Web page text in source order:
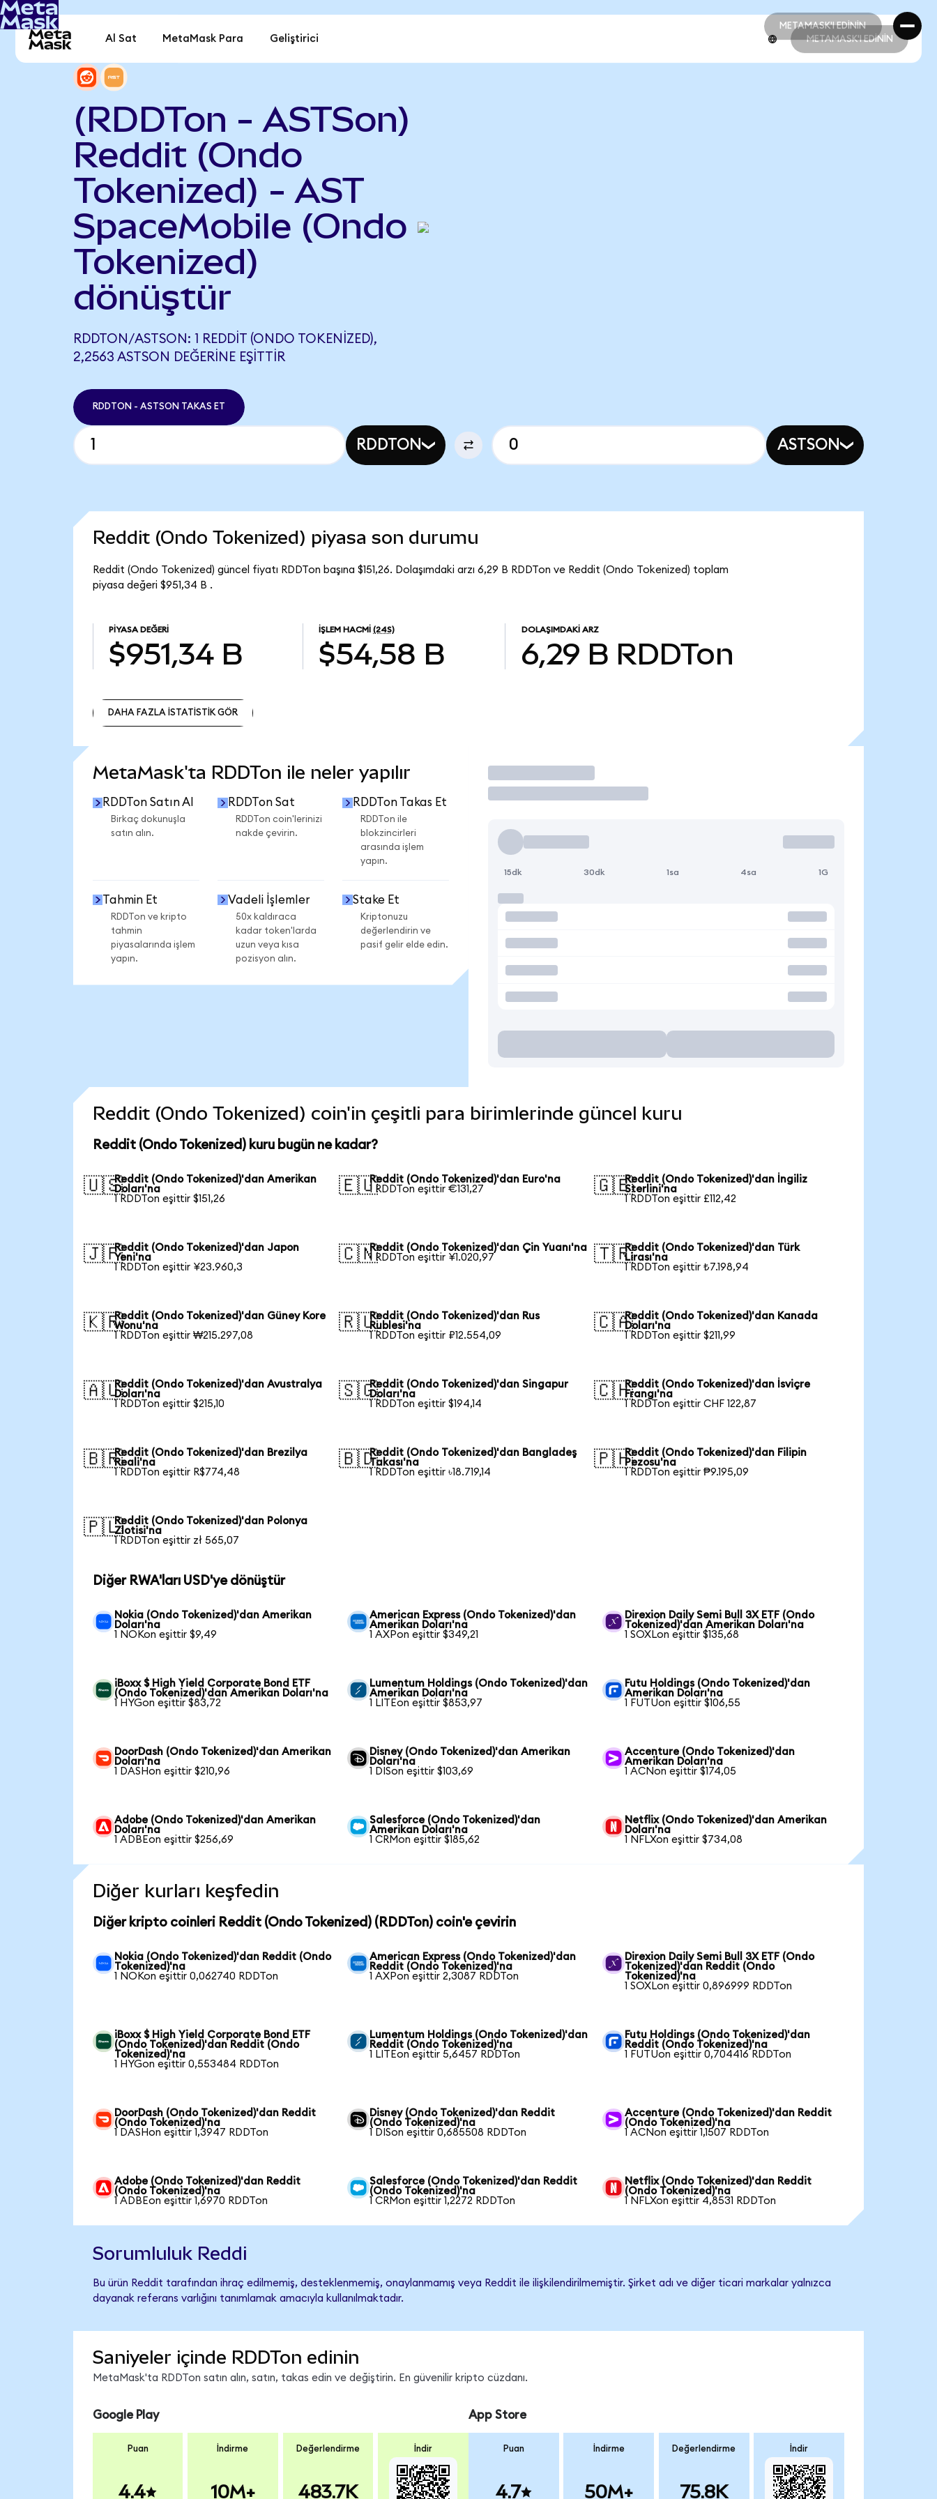
METAMASK'I EDİNİN
METAMASK'I EDİNİN
Al Sat MetaMask Para Geliştirici METAMASK'I EDİNİN
(RDDTon - ASTSon)
Reddit (Ondo
Tokenized) - AST
SpaceMobile (Ondo
Tokenized)
dönüştür
RDDTON/ASTSON: 1 REDDIT (ONDO TOKENIZED),
2,2563 ASTSON DEĞERINE EŞITTIR
RDDTON - ASTSON TAKAS ET
RDDTON ASTSON
Reddit (Ondo Tokenized) piyasa son durumu
Reddit (Ondo Tokenized) güncel fiyatı RDDTon başına $151,26. Dolaşımdaki arzı 6,29 B RDDTon ve Reddit (Ondo Tokenized) toplam
piyasa değeri $951,34 B .
PIYASA DEĞERI
$951,34 B
İŞLEM HACMI (24S)
$54,58 B
DOLAŞIMDAKI ARZ
6,29 B RDDTon
DAHA FAZLA İSTATİSTİK GÖR
MetaMask'ta RDDTon ile neler yapılır
RDDTon Satın Al
Birkaç dokunuşla
satın alın.
RDDTon Sat
RDDTon coin'lerinizi
nakde çevirin.
RDDTon Takas Et
RDDTon ile
blokzincirleri
arasında işlem
yapın.
Tahmin Et
RDDTon ve kripto
tahmin
piyasalarında işlem
yapın.
Vadeli İşlemler
50x kaldıraca
kadar token'larda
uzun veya kısa
pozisyon alın.
Stake Et
Kriptonuzu
değerlendirin ve
pasif gelir elde edin.
İşlem Yap
15dk 30dk 1sa 4sa 1G
Reddit (Ondo Tokenized) coin'in çeşitli para birimlerinde güncel kuru
Reddit (Ondo Tokenized) kuru bugün ne kadar?
🇺🇸Reddit (Ondo Tokenized)'dan Amerikan
Doları'na
1 RDDTon eşittir $151,26
🇪🇺Reddit (Ondo Tokenized)'dan Euro'na
1 RDDTon eşittir €131,27
🇬🇧Reddit (Ondo Tokenized)'dan İngiliz
Sterlini'na
1 RDDTon eşittir £112,42
🇯🇵Reddit (Ondo Tokenized)'dan Japon
Yeni'na
1 RDDTon eşittir ¥23.960,3
🇨🇳Reddit (Ondo Tokenized)'dan Çin Yuanı'na
1 RDDTon eşittir ¥1.020,97
🇹🇷Reddit (Ondo Tokenized)'dan Türk
Lirası'na
1 RDDTon eşittir ₺7.198,94
🇰🇷Reddit (Ondo Tokenized)'dan Güney Kore
Wonu'na
1 RDDTon eşittir ₩215.297,08
🇷🇺Reddit (Ondo Tokenized)'dan Rus
Rublesi'na
1 RDDTon eşittir ₽12.554,09
🇨🇦Reddit (Ondo Tokenized)'dan Kanada
Doları'na
1 RDDTon eşittir $211,99
🇦🇺Reddit (Ondo Tokenized)'dan Avustralya
Doları'na
1 RDDTon eşittir $215,10
🇸🇬Reddit (Ondo Tokenized)'dan Singapur
Doları'na
1 RDDTon eşittir $194,14
🇨🇭Reddit (Ondo Tokenized)'dan İsviçre
Frangı'na
1 RDDTon eşittir CHF 122,87
🇧🇷Reddit (Ondo Tokenized)'dan Brezilya
Reali'na
1 RDDTon eşittir R$774,48
🇧🇩Reddit (Ondo Tokenized)'dan Bangladeş
Takası'na
1 RDDTon eşittir ৳18.719,14
🇵🇭Reddit (Ondo Tokenized)'dan Filipin
Pezosu'na
1 RDDTon eşittir ₱9.195,09
🇵🇱Reddit (Ondo Tokenized)'dan Polonya
Zlotisi'na
1 RDDTon eşittir zł 565,07
Diğer RWA'ları USD'ye dönüştür
Nokia (Ondo Tokenized)'dan Amerikan
Doları'na
1 NOKon eşittir $9,49
American Express (Ondo Tokenized)'dan
Amerikan Doları'na
1 AXPon eşittir $349,21
Direxion Daily Semi Bull 3X ETF (Ondo
Tokenized)'dan Amerikan Doları'na
1 SOXLon eşittir $135,68
iBoxx $ High Yield Corporate Bond ETF
(Ondo Tokenized)'dan Amerikan Doları'na
1 HYGon eşittir $83,72
Lumentum Holdings (Ondo Tokenized)'dan
Amerikan Doları'na
1 LITEon eşittir $853,97
Futu Holdings (Ondo Tokenized)'dan
Amerikan Doları'na
1 FUTUon eşittir $106,55
DoorDash (Ondo Tokenized)'dan Amerikan
Doları'na
1 DASHon eşittir $210,96
Disney (Ondo Tokenized)'dan Amerikan
Doları'na
1 DISon eşittir $103,69
Accenture (Ondo Tokenized)'dan
Amerikan Doları'na
1 ACNon eşittir $174,05
Adobe (Ondo Tokenized)'dan Amerikan
Doları'na
1 ADBEon eşittir $256,69
Salesforce (Ondo Tokenized)'dan
Amerikan Doları'na
1 CRMon eşittir $185,62
Netflix (Ondo Tokenized)'dan Amerikan
Doları'na
1 NFLXon eşittir $734,08
Diğer kurları keşfedin
Diğer kripto coinleri Reddit (Ondo Tokenized) (RDDTon) coin'e çevirin
Nokia (Ondo Tokenized)'dan Reddit (Ondo
Tokenized)'na
1 NOKon eşittir 0,062740 RDDTon
American Express (Ondo Tokenized)'dan
Reddit (Ondo Tokenized)'na
1 AXPon eşittir 2,3087 RDDTon
Direxion Daily Semi Bull 3X ETF (Ondo
Tokenized)'dan Reddit (Ondo
Tokenized)'na
1 SOXLon eşittir 0,896999 RDDTon
iBoxx $ High Yield Corporate Bond ETF
(Ondo Tokenized)'dan Reddit (Ondo
Tokenized)'na
1 HYGon eşittir 0,553484 RDDTon
Lumentum Holdings (Ondo Tokenized)'dan
Reddit (Ondo Tokenized)'na
1 LITEon eşittir 5,6457 RDDTon
Futu Holdings (Ondo Tokenized)'dan
Reddit (Ondo Tokenized)'na
1 FUTUon eşittir 0,704416 RDDTon
DoorDash (Ondo Tokenized)'dan Reddit
(Ondo Tokenized)'na
1 DASHon eşittir 1,3947 RDDTon
Disney (Ondo Tokenized)'dan Reddit
(Ondo Tokenized)'na
1 DISon eşittir 0,685508 RDDTon
Accenture (Ondo Tokenized)'dan Reddit
(Ondo Tokenized)'na
1 ACNon eşittir 1,1507 RDDTon
Adobe (Ondo Tokenized)'dan Reddit
(Ondo Tokenized)'na
1 ADBEon eşittir 1,6970 RDDTon
Salesforce (Ondo Tokenized)'dan Reddit
(Ondo Tokenized)'na
1 CRMon eşittir 1,2272 RDDTon
Netflix (Ondo Tokenized)'dan Reddit
(Ondo Tokenized)'na
1 NFLXon eşittir 4,8531 RDDTon
Sorumluluk Reddi
Bu ürün Reddit tarafından ihraç edilmemiş, desteklenmemiş, onaylanmamış veya Reddit ile ilişkilendirilmemiştir. Şirket adı ve diğer ticari markalar yalnızca
dayanak referans varlığını tanımlamak amacıyla kullanılmaktadır.
Saniyeler içinde RDDTon edinin
MetaMask'ta RDDTon satın alın, satın, takas edin ve değiştirin. En güvenilir kripto cüzdanı.
Google Play
Puan
4.4
İndirme
10M+
Değerlendirme
483.7K
İndir
App Store
Puan
4.7
İndirme
50M+
Değerlendirme
75.8K
İndir